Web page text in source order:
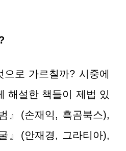
로 가르칠까? 시중에
해설한 책들이 제법 있
』(손재익, 흑곰북스),
』(안재경, 그라티아),